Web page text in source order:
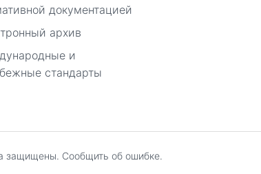
документацией
архив
и
стандарты
защищены. Сообщить об ошибке.